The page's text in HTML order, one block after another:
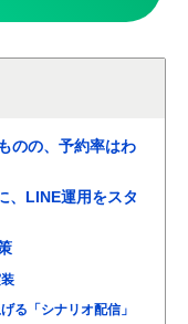
のの、予約率はわ
、LINE運用をスタ
る「シナリオ配信」